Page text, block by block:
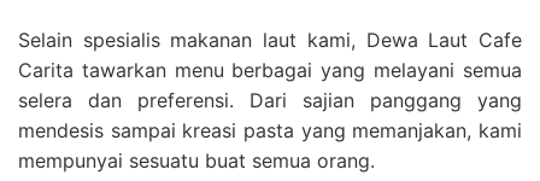
Selain spesialis makanan laut kami, Dewa Laut Cafe
Carita tawarkan menu berbagai yang melayani semua
selera dan preferensi. Dari sajian panggang yang
mendesis sampai kreasi pasta yang memanjakan, kami
mempunyai sesuatu buat semua orang.